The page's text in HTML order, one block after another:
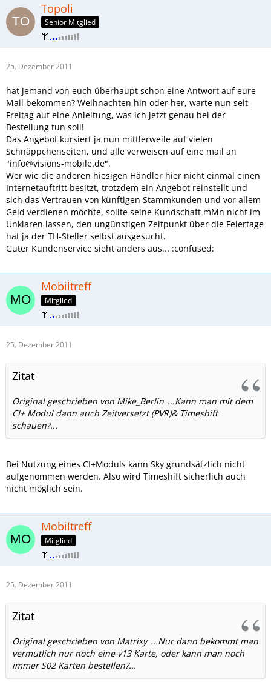
Topoli
Senior Mitglied
25. Dezember 2011
hat jemand von euch überhaupt schon eine Antwort auf eure
Mail bekommen? Weihnachten hin oder her, warte nun seit
Freitag auf eine Anleitung, was ich jetzt genau bei der
Bestellung tun soll!
Das Angebot kursiert ja nun mittlerweile auf vielen
Schnäppchenseiten, und alle verweisen auf eine mail an
"info@visions-mobile.de".
Wer wie die anderen hiesigen Händler hier nicht einmal einen
Internetauftritt besitzt, trotzdem ein Angebot reinstellt und
sich das Vertrauen von künftigen Stammkunden und vor allem
Geld verdienen möchte, sollte seine Kundschaft mMn nicht im
Unklaren lassen, den ungünstigen Zeitpunkt über die Feiertage
hat ja der TH-Steller selbst ausgesucht.
Guter Kundenservice sieht anders aus... :confused:
Mobiltreff
Mitglied
25. Dezember 2011
Zitat
Original geschrieben von Mike_Berlin ...Kann man mit dem
CI+ Modul dann auch Zeitversetzt (PVR)& Timeshift
schauen?...
Bei Nutzung eines CI+Moduls kann Sky grundsätzlich nicht
aufgenommen werden. Also wird Timeshift sicherlich auch
nicht möglich sein.
Mobiltreff
Mitglied
25. Dezember 2011
Zitat
Original geschrieben von Matrixy ...Nur dann bekommt man
vermutlich nur noch eine v13 Karte, oder kann man noch
immer S02 Karten bestellen?...